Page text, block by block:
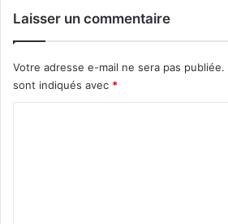
Laisser un commentaire
Votre adresse e-mail ne sera pas publiée.
sont indiqués avec *